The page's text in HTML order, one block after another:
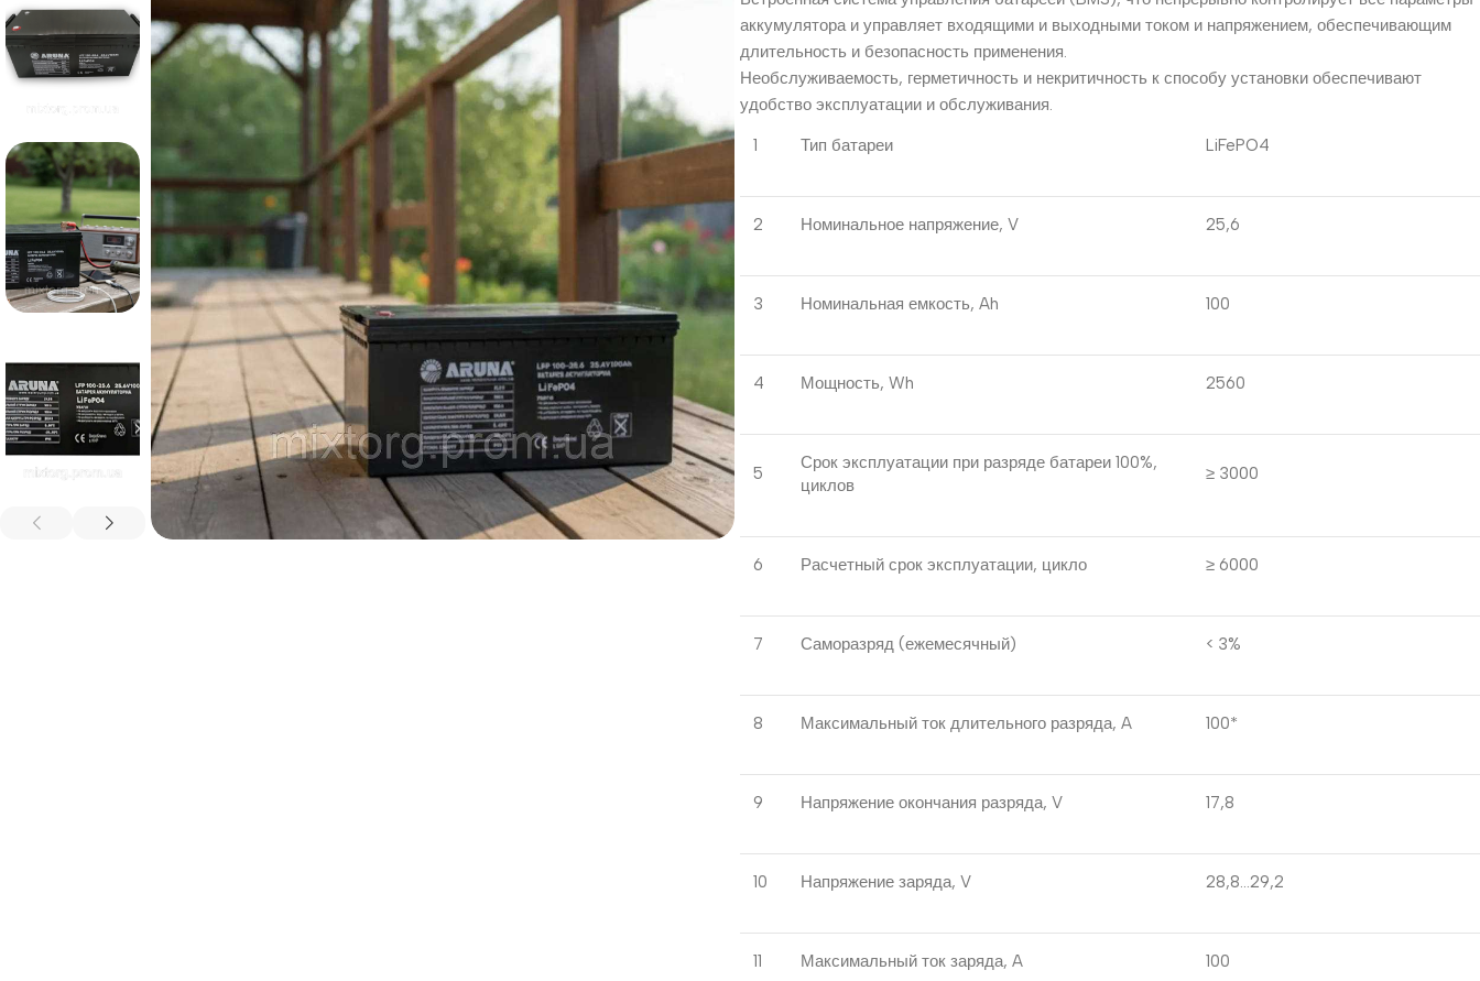
аккумулятора и управляет входящими и выходными током и напряжением, обеспечивающим
длительность и безопасность применения.
Необслуживаемость, герметичность и некритичность к способу установки обеспечивают
удобство эксплуатации и обслуживания.
1 Тип батареи LiFePO4
2 Номинальное напряжение, V 25,6
3 Номинальная емкость, Ah 100
4 Мощность, Wh 2560
5
Срок эксплуатации при разряде батареи 100%,
циклов
≥ 3000
6 Расчетный срок эксплуатации, цикло ≥ 6000
7 Саморазряд (ежемесячный) < 3%
8 Максимальный ток длительного разряда, A 100*
9 Напряжение окончания разряда, V 17,8
10 Напряжение заряда, V 28,8…29,2
11 Максимальный ток заряда, A 100